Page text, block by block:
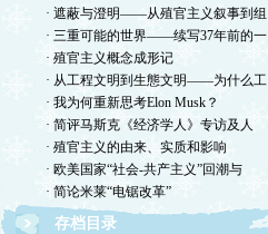
· 遮蔽与澄明——从殖官主义叙事到组
· 三重可能的世界——续写37年前的一
· 殖官主义概念成形记
· 从工程文明到生態文明——为什么工
· 我为何重新思考Elon Musk？
· 简评马斯克《经济学人》专访及人
· 殖官主义的由来、实质和影响
· 欧美国家“社会-共产主义”回潮与
· 简论米莱“电锯改革”
存档目录